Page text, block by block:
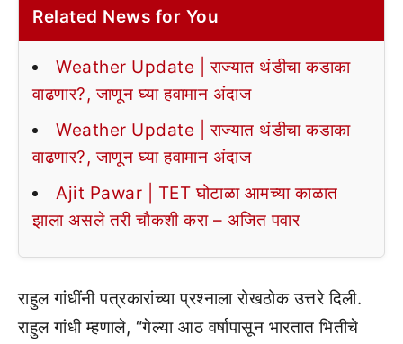
Related News for You
Weather Update | राज्यात थंडीचा कडाका
वाढणार?, जाणून घ्या हवामान अंदाज
Weather Update | राज्यात थंडीचा कडाका
वाढणार?, जाणून घ्या हवामान अंदाज
Ajit Pawar | TET घोटाळा आमच्या काळात
झाला असले तरी चौकशी करा – अजित पवार
राहुल गांधींनी पत्रकारांच्या प्रश्नाला रोखठोक उत्तरे दिली.
राहुल गांधी म्हणाले, “गेल्या आठ वर्षापासून भारतात भितीचे